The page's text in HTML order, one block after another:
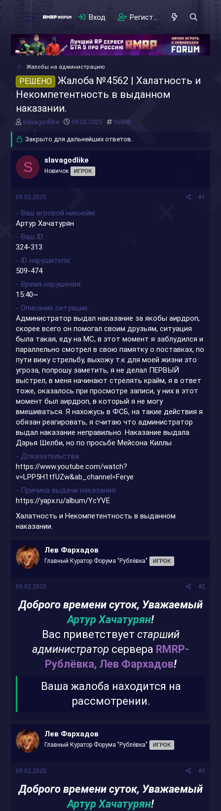
Вход Регистрация
Жалобы на администрацию
РЕШЕНО
Жалоба №4562 | Халатность и
Некомпетентность в выданном
наказании.
А
т
р
т
slavagodlike
Д
т
н
а
ч
09.02.2025 #
66898
Закрыто для дальнейших ответов.
S slavagodlike
Новичок ИГРОК
09.02.2025 #1
- Ваш игровой никнейм
Артур Хачатурян
- Ваш ID
324-313
- ID нарушителя
509-474
- Время нарушения
15:40~
- Описание ситуации
Администратор выдал наказание за якобы аирдроп,
скорее всего он помогал своим друзьям, ситуация
была такая, еду на МС, в этот момент я заблудился и
параллельно смотрел в свою памятку о поставках, по
пути вижу стрельбу, выхожу т.к для моей жизни это
угроза, попрошу заметить, я не делал ПЕРВЫЙ
выстрел, в меня начинают стрелять крайм, я в ответ
тоже, оказалось при просмотре записи, у них в этот
момент был аирдроп, в который я не могу
вмешиваться. Я нахожусь в ФСБ, на такие действия я
обязан реагировать, я считаю что администратор
выдал наказание неправильно. Наказание выдала
Дарья Шелби, но по просьбе Мейсона Киллы
- Доказательства
https://www.youtube.com/watch?
v=LPP5H1tfUZw&ab_channel=Ferye
- Причина выдачи наказания
https://yapx.ru/album/YcYVE
Халатность и Некомпетентность в выданном
наказании.
Лев Фархадов
Главный Куратор Форума "Рублёвка" ИГРОК
09.02.2025 #2
Доброго времени суток, Уважаемый
Артур Хачатурян!
Вас приветствует старший
администратор сервера RMRP-
Рублёвка, Лев Фархадов!
Ваша жалоба находится на
рассмотрении.
Лев Фархадов
Главный Куратор Форума "Рублёвка" ИГРОК
09.02.2025 #3
Доброго времени суток, Уважаемый
Артур Хачатурян!